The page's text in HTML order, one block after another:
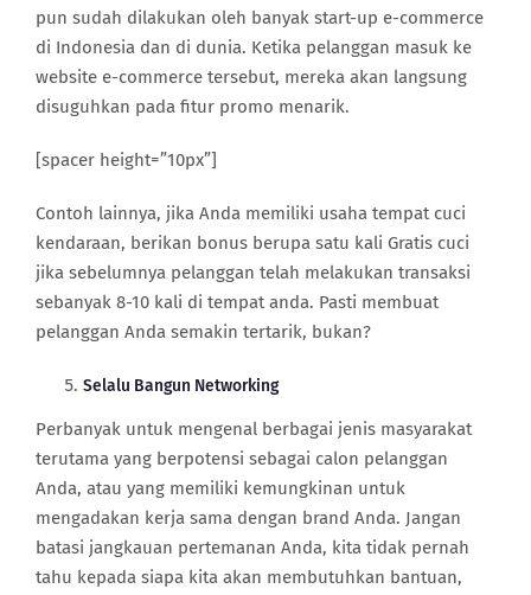
pun sudah dilakukan oleh banyak start-up e-commerce
di Indonesia dan di dunia. Ketika pelanggan masuk ke
website e-commerce tersebut, mereka akan langsung
disuguhkan pada fitur promo menarik.
[spacer height=”10px”]
Contoh lainnya, jika Anda memiliki usaha tempat cuci
kendaraan, berikan bonus berupa satu kali Gratis cuci
jika sebelumnya pelanggan telah melakukan transaksi
sebanyak 8-10 kali di tempat anda. Pasti membuat
pelanggan Anda semakin tertarik, bukan?
Selalu Bangun Networking
Perbanyak untuk mengenal berbagai jenis masyarakat
terutama yang berpotensi sebagai calon pelanggan
Anda, atau yang memiliki kemungkinan untuk
mengadakan kerja sama dengan brand Anda. Jangan
batasi jangkauan pertemanan Anda, kita tidak pernah
tahu kepada siapa kita akan membutuhkan bantuan,